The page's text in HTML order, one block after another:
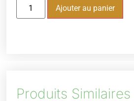
Ajouter au panier
Produits Similaires